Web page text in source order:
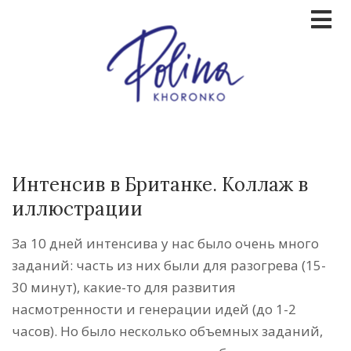
Интенсив в Британке. Коллаж в
иллюстрации
За 10 дней интенсива у нас было очень много
заданий: часть из них были для разогрева (15-
30 минут), какие-то для развития
насмотренности и генерации идей (до 1-2
часов). Но было несколько объемных заданий,